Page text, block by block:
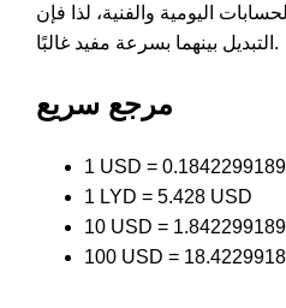
اليومية والفنية، لذا فإن
التبديل بينهما بسرعة مفيد غالبًا.
مرجع سريع
1 USD =
1 LYD = 5.428 USD
10 USD =
100 USD =